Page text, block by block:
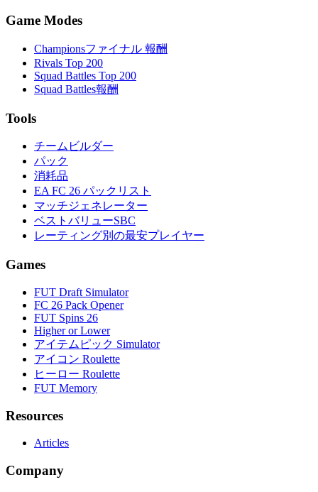
Game Modes
Championsファイナル 報酬
Rivals Top 200
Squad Battles Top 200
Squad Battles報酬
Tools
チームビルダー
パック
消耗品
EA FC 26 パックリスト
マッチジェネレーター
ベストバリューSBC
レーティング別の最安プレイヤー
Games
FUT Draft Simulator
FC 26 Pack Opener
FUT Spins 26
Higher or Lower
アイテムピック Simulator
アイコン Roulette
ヒーロー Roulette
FUT Memory
Resources
Articles
Company